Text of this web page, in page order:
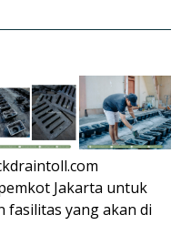
Jakarta untuk
fasilitas yang akan di